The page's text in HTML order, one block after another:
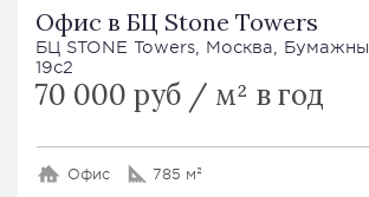
Офис в БЦ Stone Towers
БЦ STONE Towers, Москва,
19с2
70 000 руб / м² в год
Офис 785 м²